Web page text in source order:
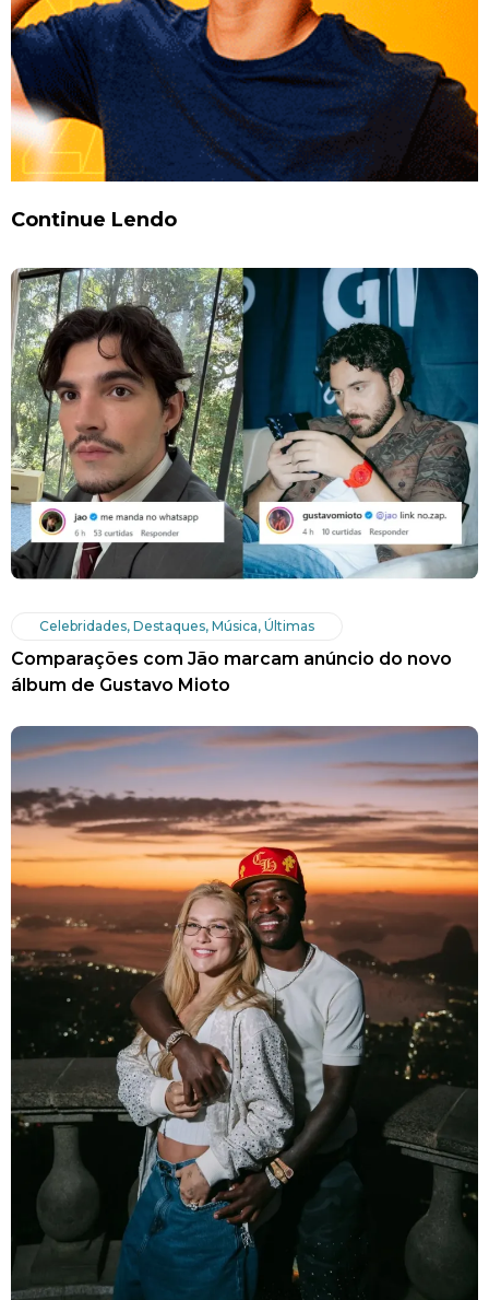
Continue Lendo
Celebridades, Destaques, Música, Últimas
Comparações com Jão marcam anúncio do novo
álbum de Gustavo Mioto